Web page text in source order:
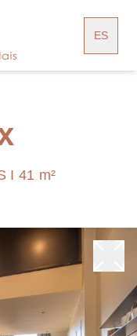
ES
I 41 m²